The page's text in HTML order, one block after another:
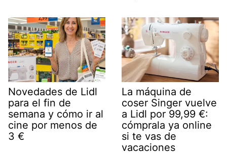
Novedades de Lidl
para el fin de
semana y cómo ir al
cine por menos de
3 €
La máquina de
coser Singer vuelve
a Lidl por 99,99 €:
cómprala ya online
si te vas de
vacaciones